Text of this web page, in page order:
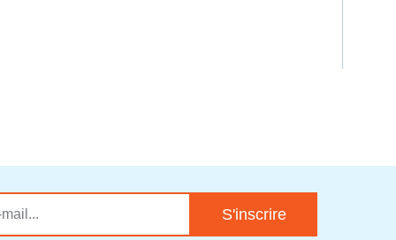
S'inscrire